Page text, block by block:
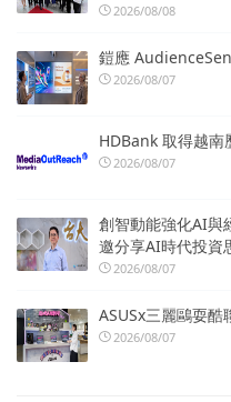
2026/08/08
鎧應
2026/08/07
HDBank 取得越南
2026/08/07
創智動能強化AI與
邀分享AI時代投資
2026/08/07
ASUSx三麗鷗耍酷
2026/08/07